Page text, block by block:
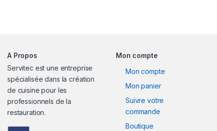
A Propos
Servitec est une entreprise
spécialisée dans la création
de cuisine pour les
professionnels de la
restauration.
Mon compte
Mon compte
Mon panier
Suivre votre
commande
Boutique